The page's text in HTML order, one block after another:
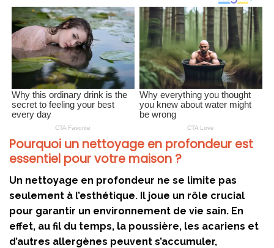
Pourquoi un nettoyage en profondeur est
essentiel pour votre maison ?
Un nettoyage en profondeur ne se limite pas
seulement à l’esthétique. Il joue un rôle crucial
pour garantir un environnement de vie sain. En
effet, au fil du temps, la poussière, les acariens et
d’autres allergènes peuvent s’accumuler,